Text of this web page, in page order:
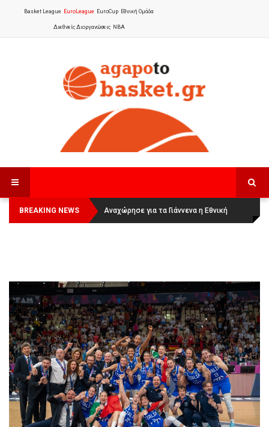
Basket League EuroLeague EuroCup Εθνική Ομάδα
Διεθνείς Διοργανώσεις NBA
BREAKING NEWS
Οι Πάνθηρες Καβάλας στην Women
Basketball League 1
Αναχώρησε για τα Γιάννενα η Εθνική
Γυναικών: